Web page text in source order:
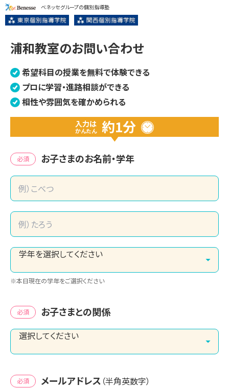
ベネッセグループの個別指導塾
浦和教室のお問い合わせ
希望科目の授業を無料で体験できる
プロに学習・進路相談ができる
相性や雰囲気を確かめられる
入力は
かんたん 約1分
必須 お子さまのお名前・学年
※本日現在の学年をご選択ください
必須 お子さまとの関係
必須 メールアドレス （半角英数字）